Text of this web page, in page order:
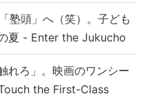
塾頭」へ（笑）。子ども
夏 - Enter the Jukucho
れろ」。映画のワンシー
the First-Class